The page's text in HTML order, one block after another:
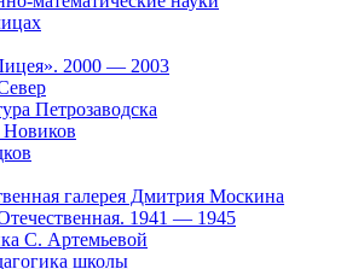
2000 — 2003
Петрозаводска
галерея Дмитрия Москина
1941 — 1945
С. Артемьевой
школы